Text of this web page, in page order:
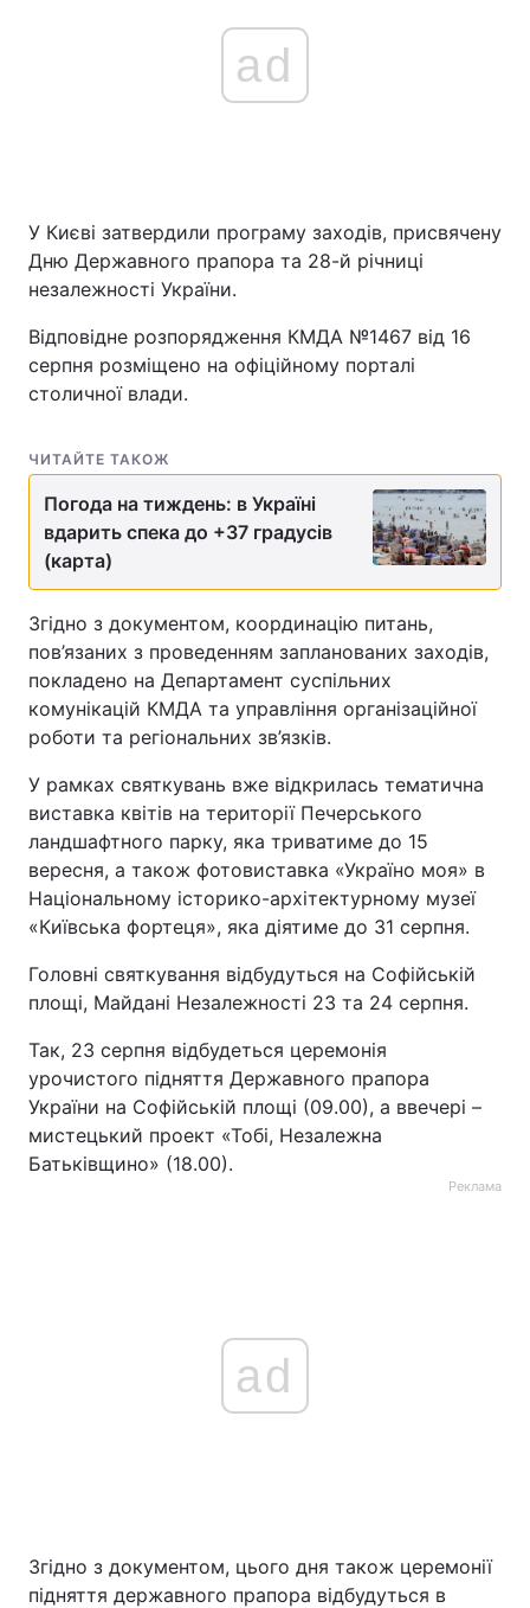
ad
У Києві затвердили програму заходів, присвячену
Дню Державного прапора та 28-й річниці
незалежності України.
Відповідне розпорядження КМДА №1467 від 16
серпня розміщено на офіційному порталі
столичної влади.
ЧИТАЙТЕ ТАКОЖ
Погода на тиждень: в Україні
вдарить спека до +37 градусів
(карта)
Згідно з документом, координацію питань,
пов’язаних з проведенням запланованих заходів,
покладено на Департамент суспільних
комунікацій КМДА та управління організаційної
роботи та регіональних зв’язків.
У рамках святкувань вже відкрилась тематична
виставка квітів на території Печерського
ландшафтного парку, яка триватиме до 15
вересня, а також фотовиставка «Україно моя» в
Національному історико-архітектурному музеї
«Київська фортеця», яка діятиме до 31 серпня.
Головні святкування відбудуться на Софійській
площі, Майдані Незалежності 23 та 24 серпня.
Так, 23 серпня відбудеться церемонія
урочистого підняття Державного прапора
України на Софійській площі (09.00), а ввечері –
мистецький проект «Тобі, Незалежна
Батьківщино» (18.00).
Реклама
ad
Згідно з документом, цього дня також церемонії
підняття державного прапора відбудуться в